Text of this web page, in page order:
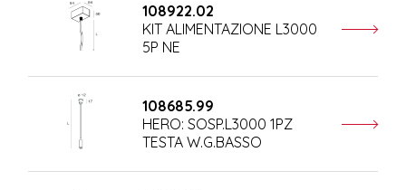
108922.02
KIT ALIMENTAZIONE L3000
5P NE
108685.99
HERO: SOSP.L3000 1PZ
TESTA W.G.BASSO